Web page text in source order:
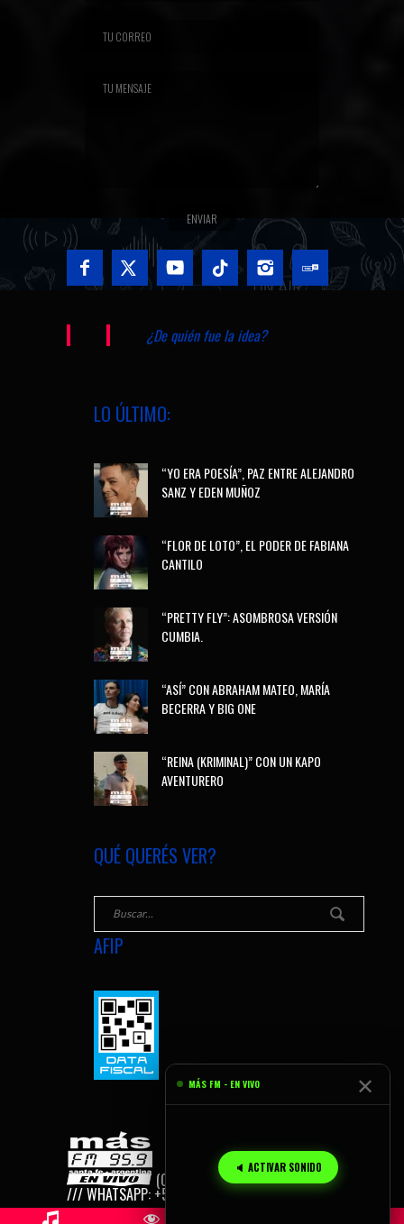
¿De quién fue la idea?
LO ÚLTIMO:
“YO ERA POESÍA”, PAZ ENTRE ALEJANDRO
SANZ Y EDEN MUÑOZ
“FLOR DE LOTO”, EL PODER DE FABIANA
CANTILO
“PRETTY FLY”: ASOMBROSA VERSIÓN
CUMBIA.
“ASÍ” CON ABRAHAM MATEO, MARÍA
BECERRA Y BIG ONE
“REINA (KRIMINAL)” CON UN KAPO
AVENTURERO
QUÉ QUERÉS VER?
AFIP
(C) 2026 MÁS FM, SANTA FE - AR
/// WHATSAPP: +54 9 342 155 165 959.
MÁS FM - EN VIVO ✕
🔈 ACTIVAR SONIDO